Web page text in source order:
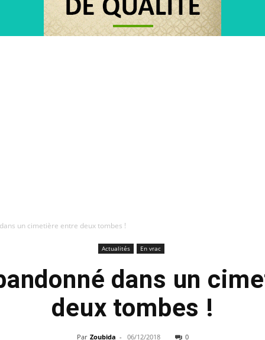
un cimetière entre deux tombes !
Actualités En vrac
dans un
deux tombes !
Par Zoubida - 06/12/2018 0